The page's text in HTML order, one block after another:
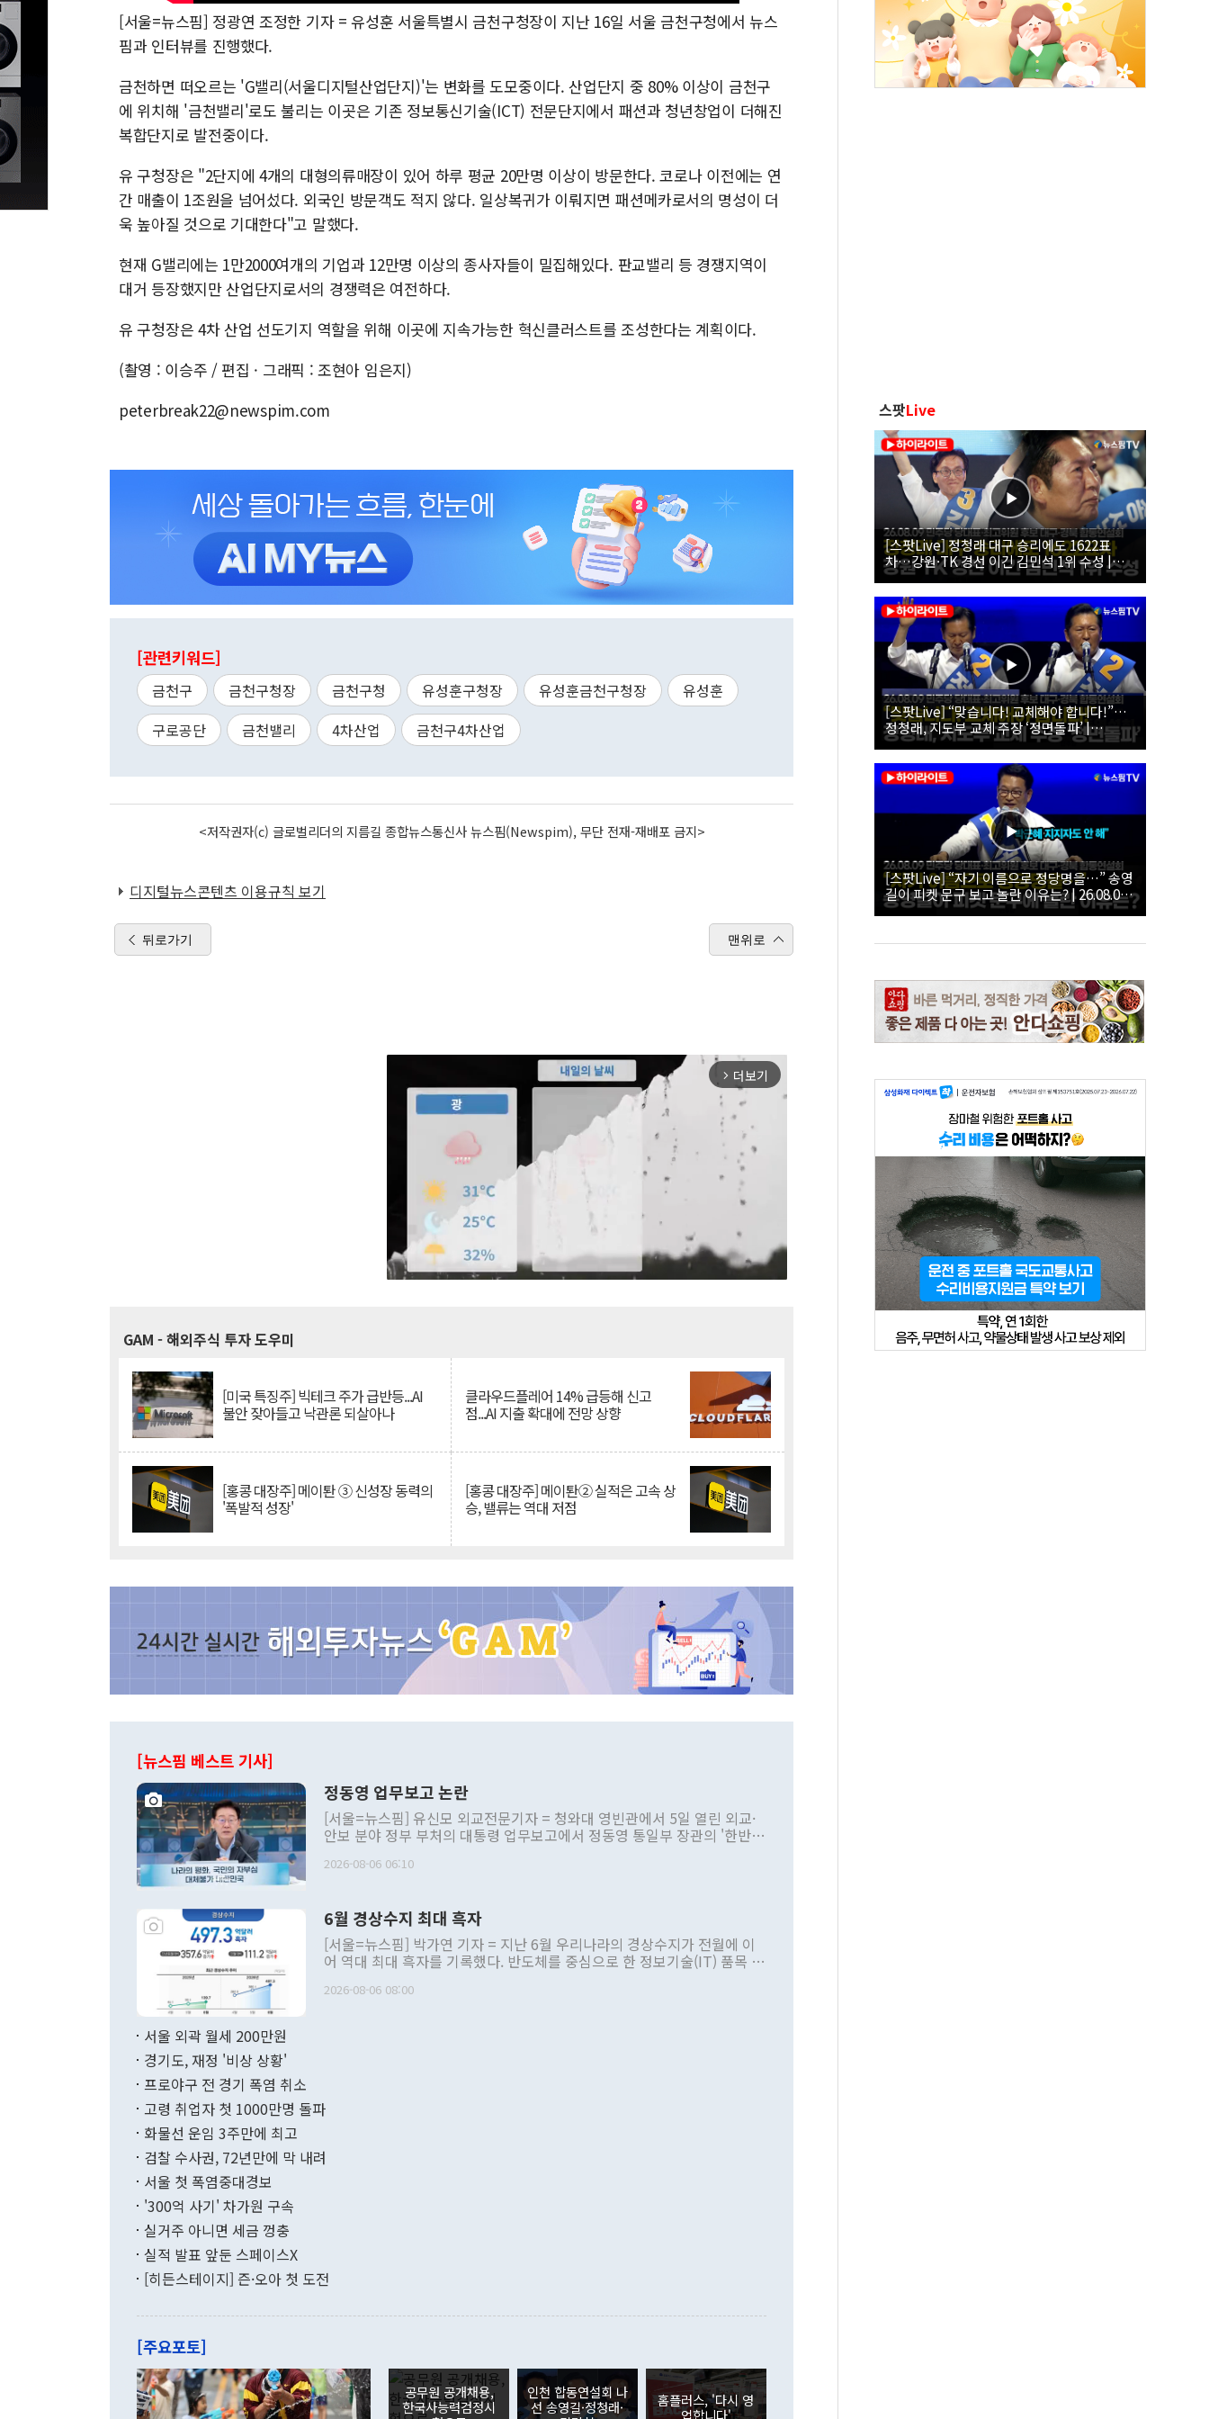
[서울=뉴스핌] 정광연 조정한 기자 = 유성훈 서울특별시 금천구청장이 지난 16일 서울 금천구청에서 뉴스
핌과 인터뷰를 진행했다.
금천하면 떠오르는 'G밸리(서울디지털산업단지)'는 변화를 도모중이다. 산업단지 중 80% 이상이 금천구
에 위치해 '금천밸리'로도 불리는 이곳은 기존 정보통신기술(ICT) 전문단지에서 패션과 청년창업이 더해진
복합단지로 발전중이다.
유 구청장은 "2단지에 4개의 대형의류매장이 있어 하루 평균 20만명 이상이 방문한다. 코로나 이전에는 연
간 매출이 1조원을 넘어섰다. 외국인 방문객도 적지 않다. 일상복귀가 이뤄지면 패션메카로서의 명성이 더
욱 높아질 것으로 기대한다"고 말했다.
현재 G밸리에는 1만2000여개의 기업과 12만명 이상의 종사자들이 밀집해있다. 판교밸리 등 경쟁지역이
대거 등장했지만 산업단지로서의 경쟁력은 여전하다.
유 구청장은 4차 산업 선도기지 역할을 위해 이곳에 지속가능한 혁신클러스트를 조성한다는 계획이다.
(촬영 : 이승주 / 편집 · 그래픽 : 조현아 임은지)
peterbreak22@newspim.com
[관련키워드]
금천구 금천구청장 금천구청 유성훈구청장 유성훈금천구청장
유성훈
구로공단
금천밸리 4차산업 금천구4차산업
<저작권자(c) 글로벌리더의 지름길 종합뉴스통신사 뉴스핌(Newspim), 무단 전재-재배포 금지>
디지털뉴스콘텐츠 이용규칙 보기
뒤로가기 맨위로
arrow_forward_ios 더보기
GAM - 해외주식 투자 도우미
[미국 특징주] 빅테크 주가 급반등...AI
불안 잦아들고 낙관론 되살아나
클라우드플레어 14% 급등해 신고
점...AI 지출 확대에 전망 상향
[홍콩 대장주] 메이퇀 ③ 신성장 동력의
'폭발적 성장'
[홍콩 대장주] 메이퇀② 실적은 고속 상
승, 밸류는 역대 저점
[뉴스핌 베스트 기사]
정동영 업무보고 논란
[서울=뉴스핌] 유신모 외교전문기자 = 청와대 영빈관에서 5일 열린 외교·
안보 분야 정부 부처의 대통령 업무보고에서 정동영 통일부 장관의 '한반도
발언 중에는 정부 내 조율을 거치지 않은 사안을 정책으로 추진하겠다고 공
주의적 희망에 근거한 비현실적 구상'이라는 비판을 내놨다. 그동안 정 장
관의 대북 정책 관련 발언이 물의를 빚은 적은 여러 번 있지만 대통령과 유
관 부처 장관이 공개적으로 부정적 입장을 표명한 것은 이례적이다. 정 장
관의 무리한 대북 접근법과 월권을 제어해야 한다는 목소리도 높아지고 있
다. [정동영 통일부 장관이 지난달 23일 오후 서울 종로구 정부서울청사에
무너졌다고도 했다. 또 "현 시점에서 흘러간 선(先)비핵화만 되뇌는 것은
함께 4자 대화의 동력을 확보하기 위해 최선을 다할 것"이라고 말했다. 하
"우리의 선의대로 하는 게 과연 한반도의 평화와 안정에 플러스냐, 결론적
관은 업무보고 사후 브리핑에서 정 장관이 언급한 '4자 회담'에 대해 "이상
이 9월 러시아 블라디보스토크에서 열리는 '동방경제포럼(EEF)'을 언급하
며 "정부 차원에서 (참석을) 검토하고 있다"고 발언한 데 대해서도 조 장관
은 "그것은 외교부의 몫"이라며 "아직 거기까지 진도가 나가지 않았다"고
2026-08-06 06:10
6월 경상수지 최대 흑자
[서울=뉴스핌] 박가연 기자 = 지난 6월 우리나라의 경상수지가 전월에 이
어 역대 최대 흑자를 기록했다. 반도체를 중심으로 한 정보기술(IT) 품목 수
료=한국은행] 한국은행이 6일 발표한 '2026년 6월 국제수지(잠정)'에 따르
며 월간 기준 처음으로 1000억달러를 넘어섰다. 상품수입은 644억8000만
196.9% 급증했고 컴퓨터·주변기기(SSD)는 282.7% 증가했다. IT 품목
수출은 160.4% 늘었으며 비IT 품목도 ▲석유제품(47.5%) ▲화공품
기록했지만 지식재산권사용료수지는 전월 흑자에서 4억4000만달러 적자
로 전환됐다. 본원소득수지는 배당소득을 중심으로 32억7000만달러 흑자
는 배당수입이 늘어난 데다 전월 분기배당에 따른 기저효과로 배당지급이
였던 올해 3월(369억9000만달러)을 넘어선 것이다. 직접투자에서는 내국
인의 해외투자가 80억1000만달러, 외국인의 국내투자가 46억3000만달러
각각 증가했다. 증권투자에서는 외국인의 국내 주식 매도세가 이어졌다. 외
2026-08-06 08:00
서울 외곽 월세 200만원
경기도, 재정 '비상 상황'
프로야구 전 경기 폭염 취소
고령 취업자 첫 1000만명 돌파
화물선 운임 3주만에 최고
검찰 수사권, 72년만에 막 내려
서울 첫 폭염중대경보
'300억 사기' 차가원 구속
실거주 아니면 세금 껑충
실적 발표 앞둔 스페이스X
[히든스테이지] 즌·오아 첫 도전
[주요포토]
공무원 공개채용,
한국사능력검정시
인천 합동연설회 나
선 송영길·정청래·
홈플러스, '다시 영
업합니다'
스팟Live
[스팟Live] 정청래 대구 승리에도 1622표
차…강원·TK 경선 이긴 김민석 1위 수성 |
26.08.09 더불어민주당 당대표·최고위원 후
보 대구·경북 합동연설회
[스팟Live] “맞습니다! 교체해야 합니다!”…
정청래, 지도부 교체 주장 ‘정면돌파’ |
26.08.09 더불어민주당 당대표·최고위원 후
보 대구·경북 합동연설회
[스팟Live] “자기 이름으로 정당명을…” 송영
길이 피켓 문구 보고 놀란 이유는? | 26.08.09
더불어민주당 당대표·최고위원 후보 대구·경